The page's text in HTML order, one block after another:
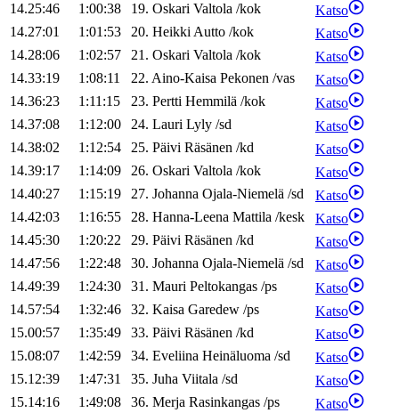
14.25:46
1:00:38 19. Oskari Valtola /kok
Katso
14.27:01
1:01:53 20. HeikkiAutto /kok
Katso
14.28:06
1:02:57 21. Oskari Valtola /kok
Katso
14.33:19
1:08:11 22. Aino-Kaisa Pekonen /vas
Katso
14.36:23
1:11:15 23. Pertti Hemmilä /kok
Katso
14.37:08
1:12:00 24. Lauri Lyly /sd
Katso
14.38:02
1:12:54 25. Päivi Räsänen /kd
Katso
14.39:17
1:14:09 26. Oskari Valtola /kok
Katso
14.40:27
1:15:19 27. Johanna Ojala-Niemelä /sd
Katso
14.42:03
1:16:55 28. Hanna-Leena Mattila /kesk
Katso
14.45:30
1:20:22 29. Päivi Räsänen /kd
Katso
14.47:56
1:22:48 30. Johanna Ojala-Niemelä /sd
Katso
14.49:39
1:24:30 31. Mauri Peltokangas /ps
Katso
14.57:54
1:32:46 32. Kaisa Garedew /ps
Katso
15.00:57
1:35:49 33. Päivi Räsänen /kd
Katso
15.08:07
1:42:59 34. Eveliina Heinäluoma /sd
Katso
15.12:39
1:47:31 35. Juha Viitala /sd
Katso
15.14:16
1:49:08 36. Merja Rasinkangas /ps
Katso